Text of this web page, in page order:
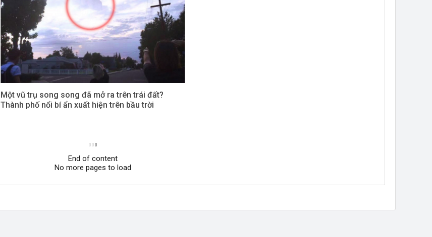
Một vũ trụ song song đã mở ra trên trái đất?
Thành phố nổi bí ẩn xuất hiện trên bầu trời
End of content
No more pages to load